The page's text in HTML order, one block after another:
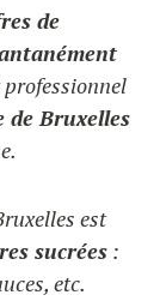
de
professionnel
de Bruxelles
est
sucrées :
etc.